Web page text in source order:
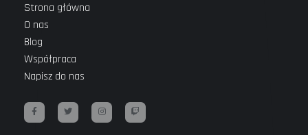
Strona główna
O nas
Blog
Współpraca
Napisz do nas